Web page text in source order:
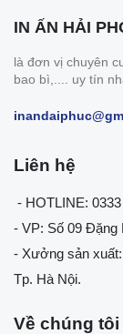
IN ẤN HẢI
là đơn vị chuyên
bao bì,.... uy tín
Liên hệ
- HOTLINE:
- VP: Số 09 Đặng
- Xưởng sản
Tp. Hà Nội.
Về chúng tôi